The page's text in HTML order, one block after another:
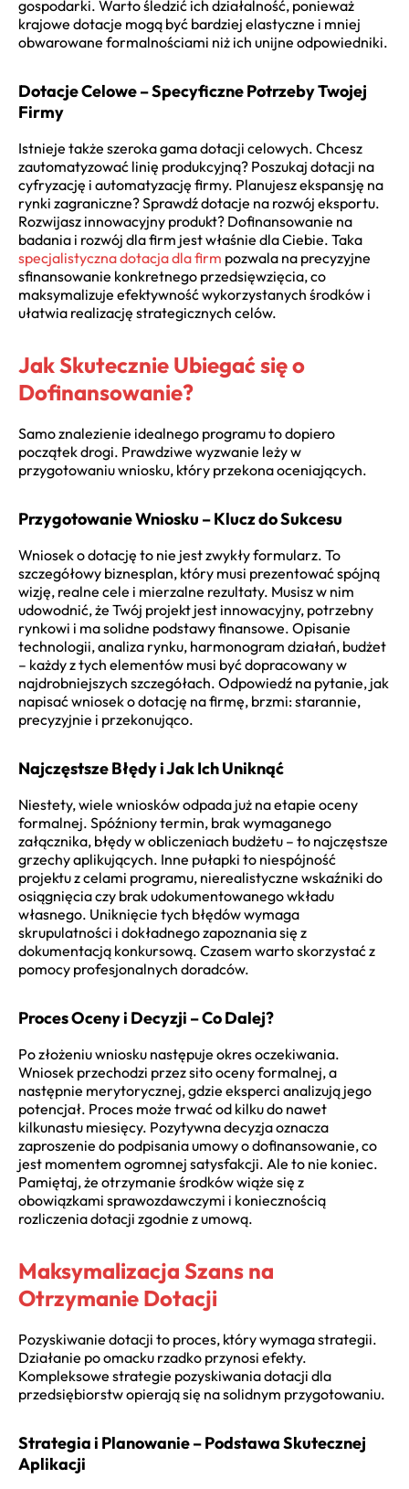
gospodarki. Warto śledzić ich działalność, ponieważ
krajowe dotacje mogą być bardziej elastyczne i mniej
obwarowane formalnościami niż ich unijne odpowiedniki.
Dotacje Celowe – Specyficzne Potrzeby Twojej
Firmy
Istnieje także szeroka gama dotacji celowych. Chcesz
zautomatyzować linię produkcyjną? Poszukaj dotacji na
cyfryzację i automatyzację firmy. Planujesz ekspansję na
rynki zagraniczne? Sprawdź dotacje na rozwój eksportu.
Rozwijasz innowacyjny produkt? Dofinansowanie na
badania i rozwój dla firm jest właśnie dla Ciebie. Taka
specjalistyczna dotacja dla firm pozwala na precyzyjne
sfinansowanie konkretnego przedsięwzięcia, co
maksymalizuje efektywność wykorzystanych środków i
ułatwia realizację strategicznych celów.
Jak Skutecznie Ubiegać się o
Dofinansowanie?
Samo znalezienie idealnego programu to dopiero
początek drogi. Prawdziwe wyzwanie leży w
przygotowaniu wniosku, który przekona oceniających.
Przygotowanie Wniosku – Klucz do Sukcesu
Wniosek o dotację to nie jest zwykły formularz. To
szczegółowy biznesplan, który musi prezentować spójną
wizję, realne cele i mierzalne rezultaty. Musisz w nim
udowodnić, że Twój projekt jest innowacyjny, potrzebny
rynkowi i ma solidne podstawy finansowe. Opisanie
technologii, analiza rynku, harmonogram działań, budżet
– każdy z tych elementów musi być dopracowany w
najdrobniejszych szczegółach. Odpowiedź na pytanie, jak
napisać wniosek o dotację na firmę, brzmi: starannie,
precyzyjnie i przekonująco.
Najczęstsze Błędy i Jak Ich Uniknąć
Niestety, wiele wniosków odpada już na etapie oceny
formalnej. Spóźniony termin, brak wymaganego
załącznika, błędy w obliczeniach budżetu – to najczęstsze
grzechy aplikujących. Inne pułapki to niespójność
projektu z celami programu, nierealistyczne wskaźniki do
osiągnięcia czy brak udokumentowanego wkładu
własnego. Uniknięcie tych błędów wymaga
skrupulatności i dokładnego zapoznania się z
dokumentacją konkursową. Czasem warto skorzystać z
pomocy profesjonalnych doradców.
Proces Oceny i Decyzji – Co Dalej?
Po złożeniu wniosku następuje okres oczekiwania.
Wniosek przechodzi przez sito oceny formalnej, a
następnie merytorycznej, gdzie eksperci analizują jego
potencjał. Proces może trwać od kilku do nawet
kilkunastu miesięcy. Pozytywna decyzja oznacza
zaproszenie do podpisania umowy o dofinansowanie, co
jest momentem ogromnej satysfakcji. Ale to nie koniec.
Pamiętaj, że otrzymanie środków wiąże się z
obowiązkami sprawozdawczymi i koniecznością
rozliczenia dotacji zgodnie z umową.
Maksymalizacja Szans na
Otrzymanie Dotacji
Pozyskiwanie dotacji to proces, który wymaga strategii.
Działanie po omacku rzadko przynosi efekty.
Kompleksowe strategie pozyskiwania dotacji dla
przedsiębiorstw opierają się na solidnym przygotowaniu.
Strategia i Planowanie – Podstawa Skutecznej
Aplikacji